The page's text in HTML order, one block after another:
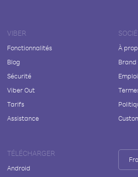
VIBER
Fonctionnalités
Blog
Sécurité
Viber Out
Tarifs
Assistance
À
Brand
TÉLÉCHARGER
Android